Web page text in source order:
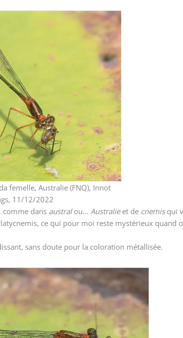
femelle, Australie (FNQ), Innot
11/12/2022
comme dans australou… Australieet de cnemisqui
ce qui pour moi reste mystérieux quand
sans doute pour la coloration métallisée.